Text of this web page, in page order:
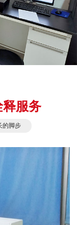
释服务
的脚步